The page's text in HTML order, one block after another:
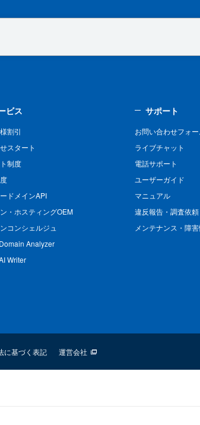
ビス
割引
スタート
制度
ドメインAPI
・ホスティングOEM
コンシェルジュ
Analyzer
Writer
サポート
お問い合わせフォー
ライブチャット
電話サポート
ユーザーガイド
マニュアル
違反報告・調査依頼
メンテナンス・障
に基づく表記 運営会社